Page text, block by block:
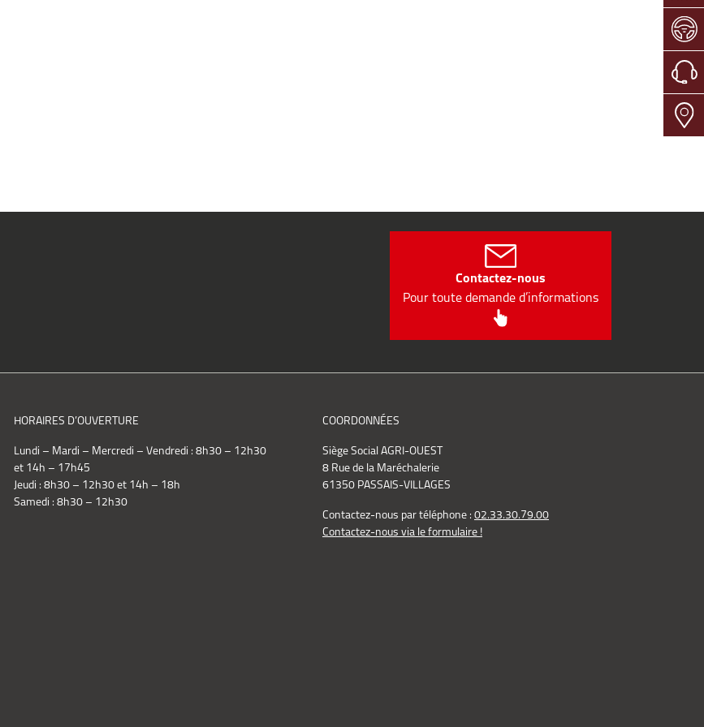
Contactez-nous
Pour toute demande d’informations
HORAIRES D’OUVERTURE
Lundi – Mardi – Mercredi – Vendredi : 8h30 – 12h30
et 14h – 17h45
Jeudi : 8h30 – 12h30 et 14h – 18h
Samedi : 8h30 – 12h30
COORDONNÉES
Siège Social AGRI-OUEST
8 Rue de la Maréchalerie
61350 PASSAIS-VILLAGES
Contactez-nous par téléphone : 02.33.30.79.00
Contactez-nous via le formulaire !